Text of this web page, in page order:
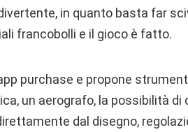
in quanto basta far
francobolli e il gioco è fatto.
purchase e propone
un aerografo, la possibilità di
dal disegno,